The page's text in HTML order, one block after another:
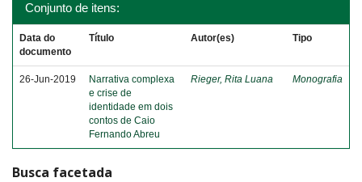
Conjunto de itens:
Data do
documento
Título Autor(es) Tipo
26-Jun-2019
Narrativa complexa
e crise de
identidade em dois
contos de Caio
Fernando Abreu
Rieger, Rita Luana Monografia
Busca facetada